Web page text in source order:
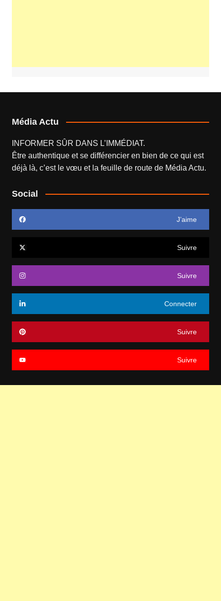
Média Actu
INFORMER SÛR DANS L’IMMÉDIAT.
Être authentique et se différencier en bien de ce qui est
déjà là, c’est le vœu et la feuille de route de Média Actu.
Social
J’aime
Suivre
Suivre
Connecter
Suivre
Suivre